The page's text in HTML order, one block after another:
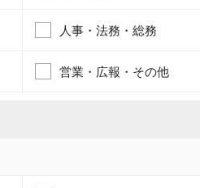
人事・法務・総務
営業・広報・その他